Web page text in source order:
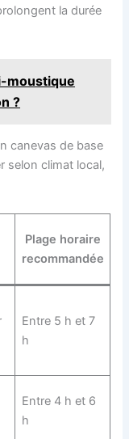
la durée
moustique
?
canevas de base
selon climat local,
Plage horaire
recommandée
Entre 5 h et 7
h
Entre 4 h et 6
h